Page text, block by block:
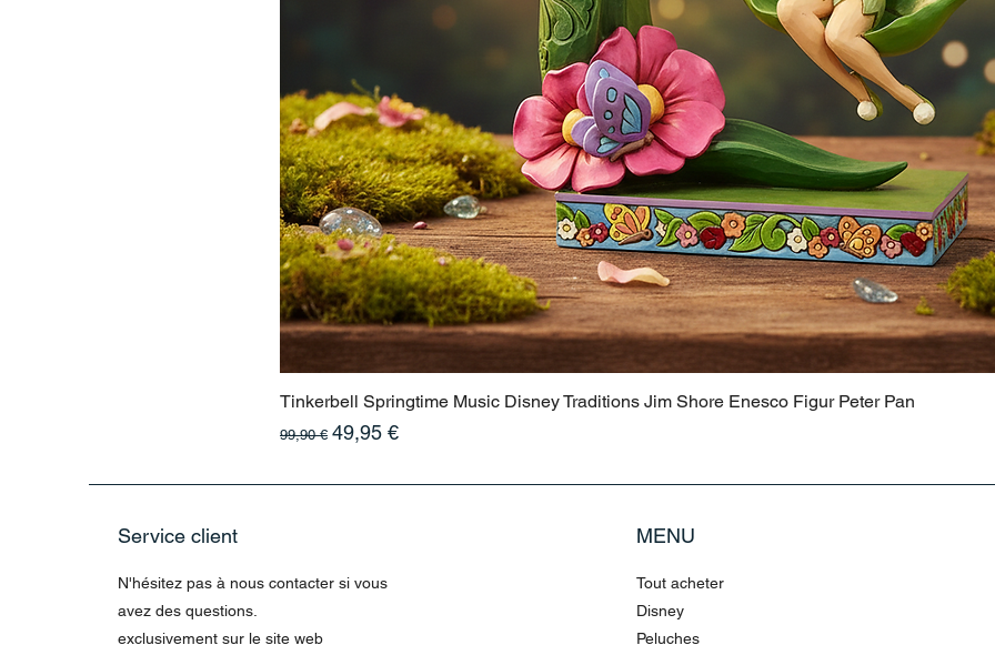
Tinkerbell Springtime Music Disney Traditions Jim Shore Enesco Figur Peter Pan
Prix original
99,90 € Prix promotionnel
49,95 €
Service client
N'hésitez pas à nous contacter si vous
avez des questions.
exclusivement sur le site web
MENU
Tout acheter
Disney
Peluches